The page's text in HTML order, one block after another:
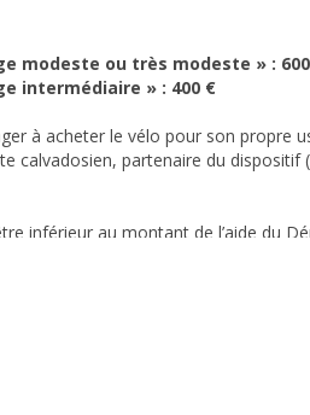
modeste ou très modeste » :
intermédiaire » : 400 €
à acheter le vélo pour son propre
calvadosien, partenaire du
inférieur au montant de l’aide du